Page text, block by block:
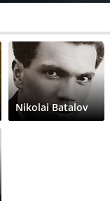
mücadelesine
öncülük
sevecen ve sıcak
Nikolai Batalov